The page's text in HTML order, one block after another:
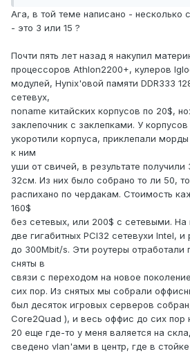
Ага, в той теме написано - несколько
- это 3 или 15 ?
Почти пять лет назад я накупил
процессоров Athlon2200+, кулеров
модулей, Hynix'овой памяти DDR333
сетевух,
noname китайских корпусов по 20$,
заклепочник с заклепками. У
укоротили корпуса, приклепали
к ним
уши от свичей, в результате получили
32см. Из них было собрано то ли 50,
распихано по чердакам. Стоимость
160$
без сетевых, или 200$ с сетевыми. На
две гигабитных PCI32 сетевухи Intel,
до 300Mbit/s. Эти роутеры отработали
сняты в
связи с переходом на новое
сих пор. Из снятых мы собрали
был десяток игровых серверов
Core2Quad ), и весь оффис до сих пор
20 еще где-то у меня валяется на
сведено vlan'ами в центр, где в стойке